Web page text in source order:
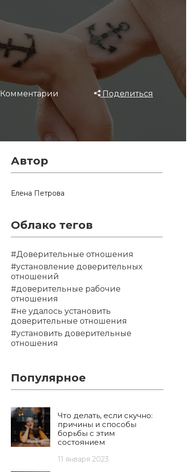
Комментарии Поделиться
Автор
Елена Петрова
Облако тегов
#Доверительные отношения
#установление доверительных
отношений
#доверительные рабочие
отношения
#не удалось установить
доверительные отношения
#установить доверительные
отношения
Популярное
Что делать, если скучно:
причины и способы
борьбы с этим
состоянием
11 января 2023